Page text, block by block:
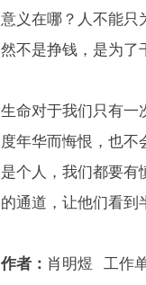
意义在哪？人不能只
然不是挣钱，是为了
生命对于我们只有一
度年华而悔恨，也
是个人，我们都要有
的通道，让他们看到
作者： 肖明煜 工作